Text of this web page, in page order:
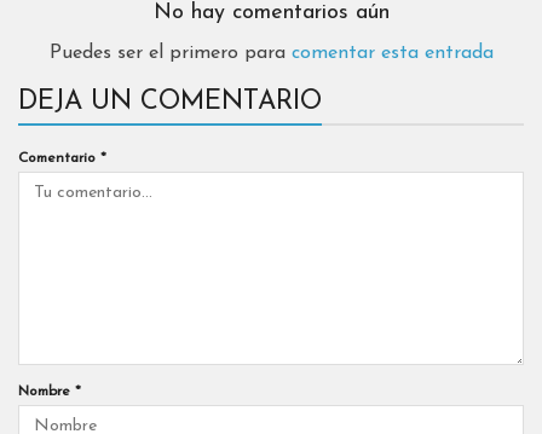
No hay comentarios aún
Puedes ser el primero para comentar esta entrada
DEJA UN COMENTARIO
Comentario *
Nombre *